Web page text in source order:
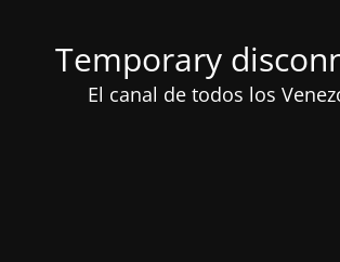
Temporary
El canal de todos los